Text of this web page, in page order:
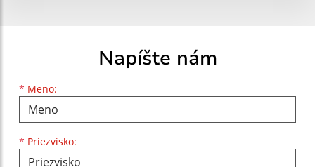
Napíšte nám
* Meno:
Meno
* Priezvisko:
Priezvisko
E-mailová adresa